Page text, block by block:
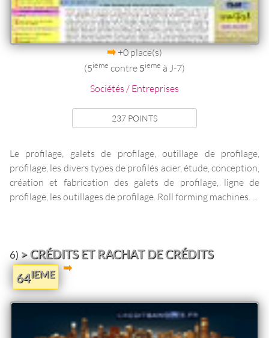
+0 place(s)
(5ieme contre 5ieme à J-7)
Sociétés / Entreprises
237 POINTS
Le profilage, galets de profilage, outillage de profilage,
profilage, les divers types de profilés acier, étude, conception,
création et fabrication des galets de profilage, ligne de
profilage, les outillages de profilage. Roll forming machines. ...
6) > CRÉDITS ET RACHAT DE CRÉDITS
64IEME